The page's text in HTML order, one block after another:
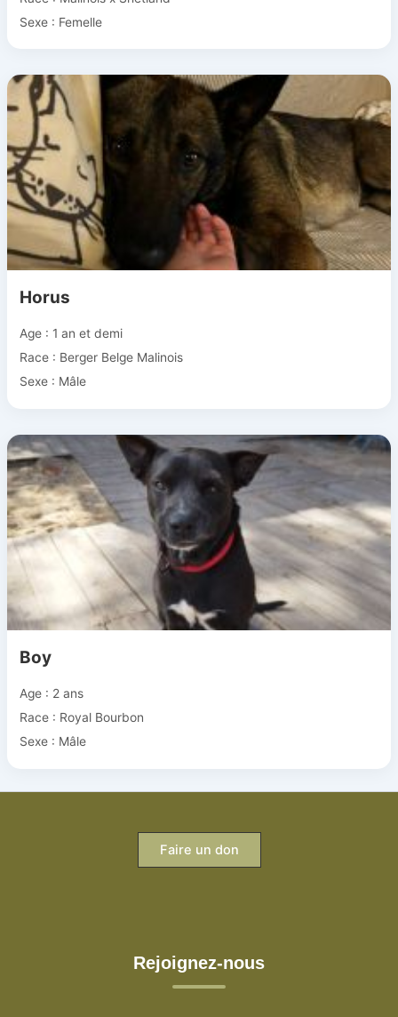
Sexe : Femelle
Horus
Age : 1 an et demi
Race : Berger Belge Malinois
Sexe : Mâle
Boy
Age : 2 ans
Race : Royal Bourbon
Sexe : Mâle
Faire un don
Rejoignez-nous